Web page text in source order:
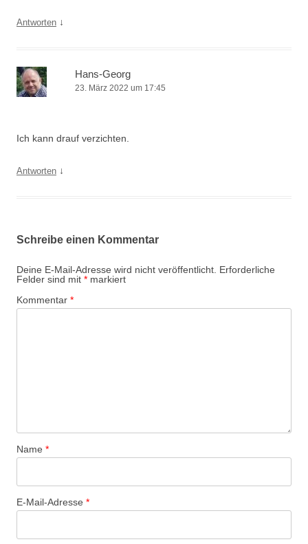
Antworten ↓
Hans-Georg
23. März 2022 um 17:45
Ich kann drauf verzichten.
Antworten ↓
Schreibe einen Kommentar
Deine E-Mail-Adresse wird nicht veröffentlicht. Erforderliche
Felder sind mit * markiert
Kommentar *
Name *
E-Mail-Adresse *